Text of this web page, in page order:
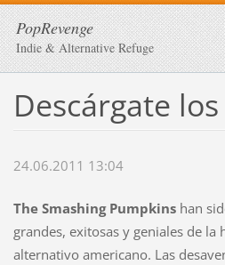
PopRevenge
Indie & Alternative Refuge
Descárgate
24.06.2011 13:04
The Smashing Pumpkins han
grandes, exitosas y geniales de la
alternativo americano. Las